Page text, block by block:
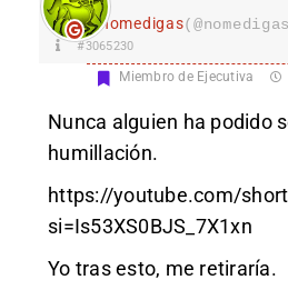
nomedigas
#3065230
Miembro de Ejecutiva
Nunca alguien ha podido
humillación.
https://youtube.com/
si=Is53XS0BJS_7X1xn
Yo tras esto, me retiraría.